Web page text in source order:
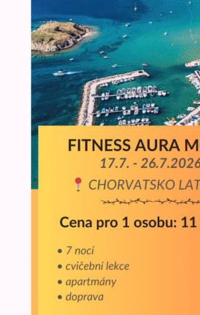
Kde bude Váš
P11 Chodov
P2 Jiřího z
P9 Černý Most
P4 Pankrác/
P10 Strašnická
Kralupy nad